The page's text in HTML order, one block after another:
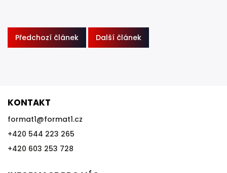
Předchozí článek Další článek
KONTAKT
format1@format1.cz
+420 544 223 265
+420 603 253 728